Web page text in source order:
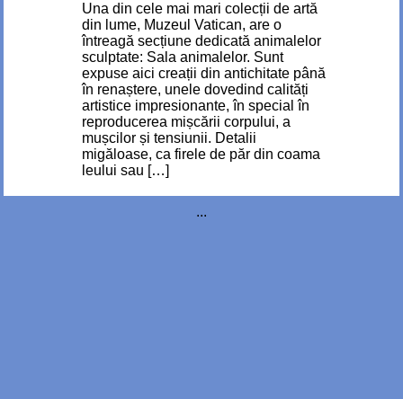
Una din cele mai mari colecții de artă
din lume, Muzeul Vatican, are o
întreagă secțiune dedicată animalelor
sculptate: Sala animalelor. Sunt
expuse aici creații din antichitate până
în renaștere, unele dovedind calități
artistice impresionante, în special în
reproducerea mișcării corpului, a
mușcilor și tensiunii. Detalii
migăloase, ca firele de păr din coama
leului sau […]
...